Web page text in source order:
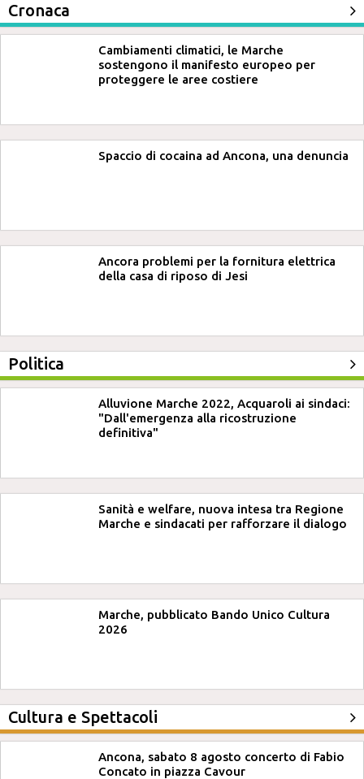
Cronaca
Cambiamenti climatici, le Marche
sostengono il manifesto europeo per
proteggere le aree costiere
Spaccio di cocaina ad Ancona, una denuncia
Ancora problemi per la fornitura elettrica
della casa di riposo di Jesi
Politica
Alluvione Marche 2022, Acquaroli ai sindaci:
"Dall'emergenza alla ricostruzione
definitiva"
Sanità e welfare, nuova intesa tra Regione
Marche e sindacati per rafforzare il dialogo
Marche, pubblicato Bando Unico Cultura
2026
Cultura e Spettacoli
Ancona, sabato 8 agosto concerto di Fabio
Concato in piazza Cavour